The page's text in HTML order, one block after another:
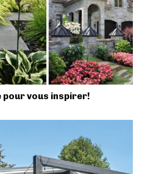
pour vous inspirer!